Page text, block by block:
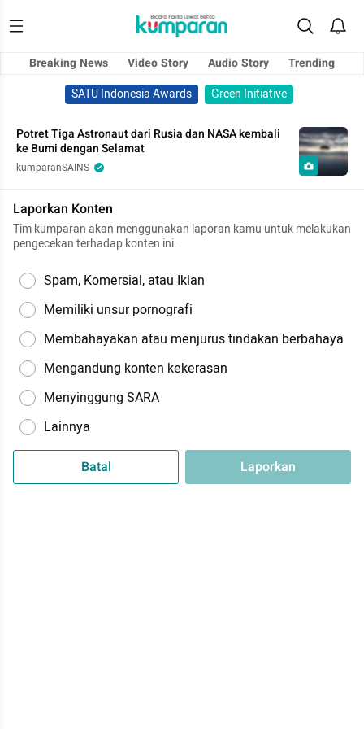
Breaking News Video Story Audio Story
Trending
SATU Indonesia Awards
Green Initiative
Potret Tiga Astronaut dari Rusia dan NASA kembali
ke Bumi dengan Selamat
kumparanSAINS
Laporkan Konten
Tim kumparan akan menggunakan laporan kamu untuk melakukan
pengecekan terhadap konten ini.
Spam, Komersial, atau Iklan
Memiliki unsur pornografi
Membahayakan atau menjurus tindakan berbahaya
Mengandung konten kekerasan
Menyinggung SARA
Lainnya
Batal Laporkan